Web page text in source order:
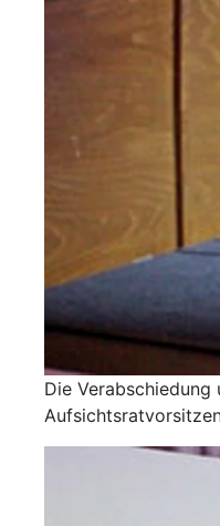
Die Verabschiedung